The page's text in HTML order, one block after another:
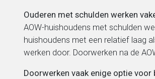
Sociaal domein
Ouderen met schulden werken
AOW-huishoudens met schulden
huishoudens met een relatief laag
werken door. Doorwerken na de
Doorwerken vaak enige optie